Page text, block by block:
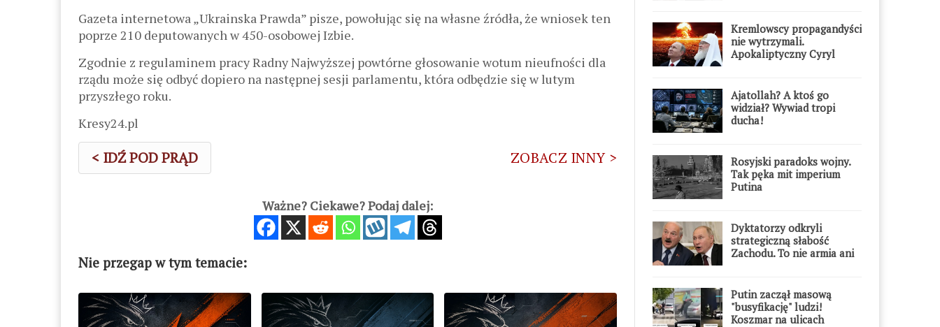
Gazeta internetowa „Ukrainska Prawda” pisze, powołując się na własne źródła, że wniosek ten
poprze 210 deputowanych w 450-osobowej Izbie.
Zgodnie z regulaminem pracy Radny Najwyższej powtórne głosowanie wotum nieufności dla
rządu może się odbyć dopiero na następnej sesji parlamentu, która odbędzie się w lutym
przyszłego roku.
Kresy24.pl
< IDŹ POD PRĄD ZOBACZ INNY >
Ważne? Ciekawe? Podaj dalej:
Nie przegap w tym temacie:
Kremlowscy propagandyści
nie wytrzymali.
Apokaliptyczny Cyryl
Ajatollah? A ktoś go
widział? Wywiad tropi
ducha!
Rosyjski paradoks wojny.
Tak pęka mit imperium
Putina
Dyktatorzy odkryli
strategiczną słabość
Zachodu. To nie armia ani
Putin zaczął masową
"busyfikację" ludzi!
Koszmar na ulicach